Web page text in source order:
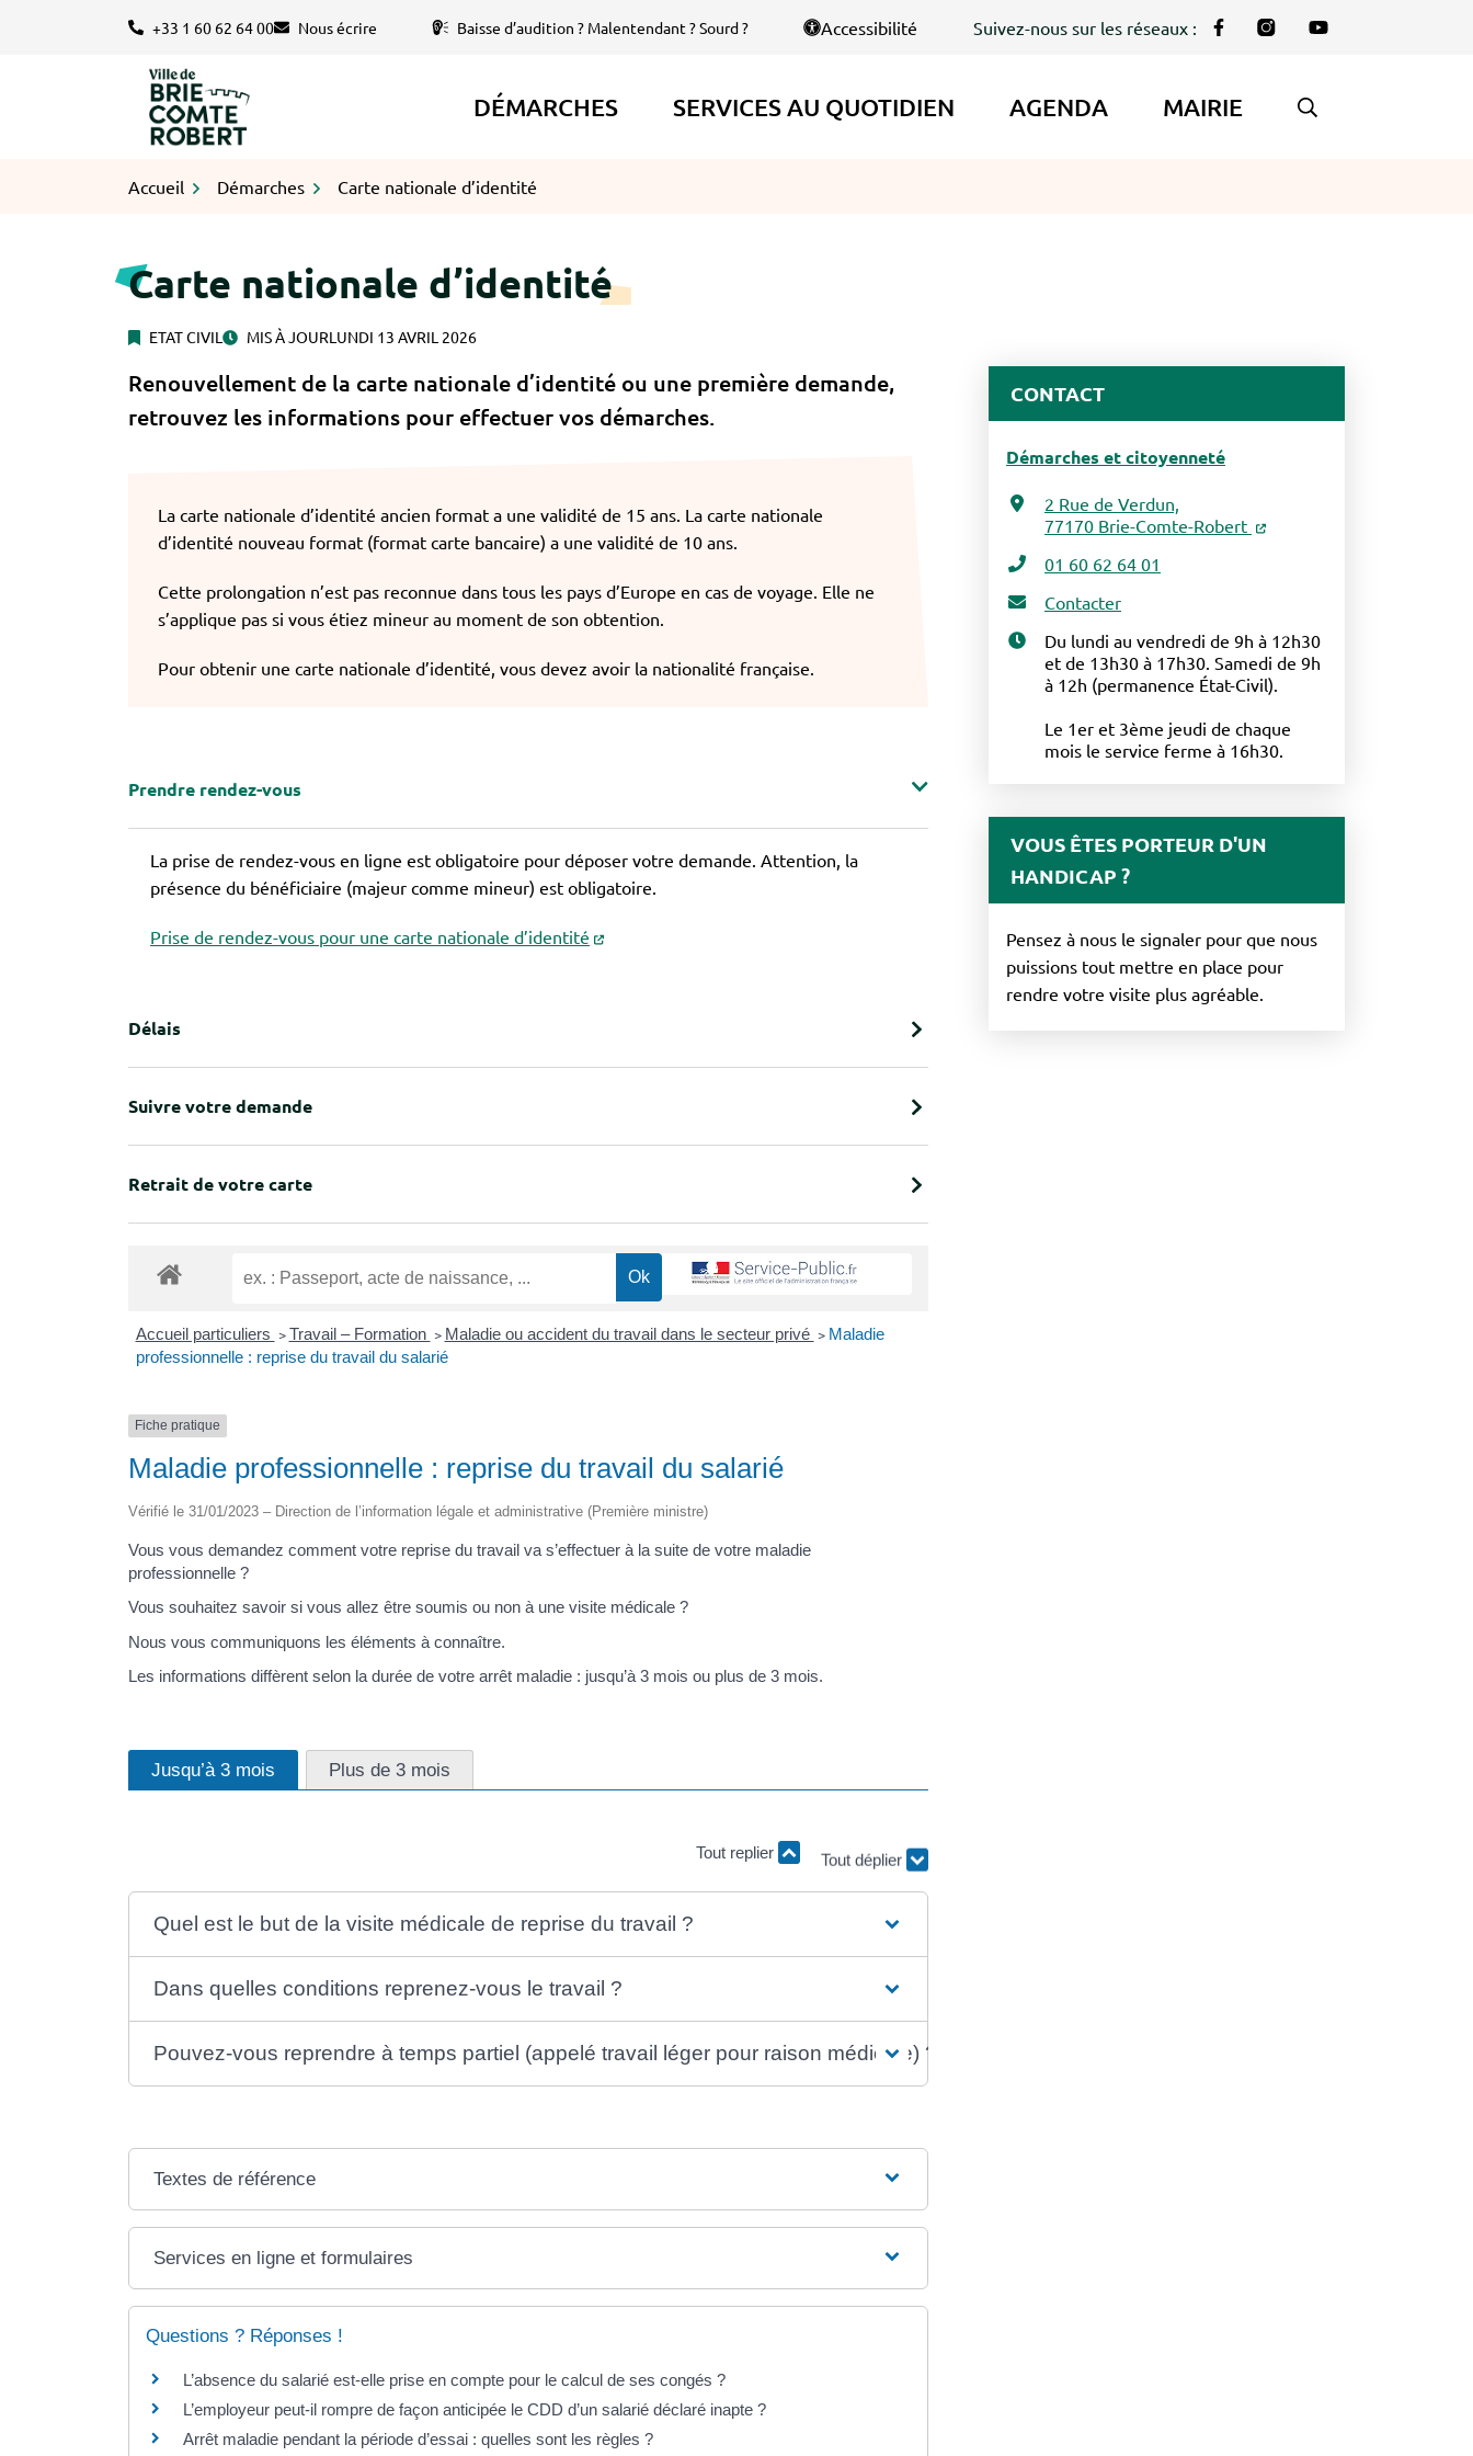
+33 1 60 62 64 00 Nous écrire Baisse d’audition ? Malentendant ? Sourd ? Accessibilité Suivez-nous sur les réseaux : Lien vers le compte Facebook
Lien vers le compte
Lien vers la chaîne
Logo Brie-Comte-Robert
DÉMARCHES SERVICES AU QUOTIDIEN AGENDA MAIRIE AFFICHER LA
Accueil Démarches Carte nationale d’identité
Carte nationale d’identité
ETAT CIVIL MIS À JOURLUNDI 13 AVRIL 2026
Renouvellement de la carte nationale d’identité ou une première demande,
retrouvez les informations pour effectuer vos démarches.
La carte nationale d’identité ancien format a une validité de 15 ans. La carte nationale
d’identité nouveau format (format carte bancaire) a une validité de 10 ans.
Cette prolongation n’est pas reconnue dans tous les pays d’Europe en cas de voyage. Elle ne
s’applique pas si vous étiez mineur au moment de son obtention.
Pour obtenir une carte nationale d’identité, vous devez avoir la nationalité française.
Prendre rendez-vous
La prise de rendez-vous en ligne est obligatoire pour déposer votre demande. Attention, la
présence du bénéficiaire (majeur comme mineur) est obligatoire.
Prise de rendez-vous pour une carte nationale d’identité
Délais
Suivre votre demande
Retrait de votre carte
Accueil particuliers > Travail – Formation > Maladie ou accident du travail dans le secteur privé > Maladie
professionnelle : reprise du travail du salarié
Fiche pratique
Maladie professionnelle : reprise du travail du salarié
Vérifié le 31/01/2023 – Direction de l’information légale et administrative (Première ministre)
Vous vous demandez comment votre reprise du travail va s’effectuer à la suite de votre maladie
professionnelle ?
Vous souhaitez savoir si vous allez être soumis ou non à une visite médicale ?
Nous vous communiquons les éléments à connaître.
Les informations diffèrent selon la durée de votre arrêt maladie : jusqu’à 3 mois ou plus de 3 mois.
Jusqu’à 3 mois Plus de 3 mois
Tout replier
Tout déplier
Quel est le but de la visite médicale de reprise du travail ?
Dans quelles conditions reprenez-vous le travail ?
Pouvez-vous reprendre à temps partiel (appelé travail léger pour raison médicale) ?
Textes de référence
Services en ligne et formulaires
Questions ? Réponses !
L’absence du salarié est-elle prise en compte pour le calcul de ses congés ?
L’employeur peut-il rompre de façon anticipée le CDD d’un salarié déclaré inapte ?
Arrêt maladie pendant la période d’essai : quelles sont les règles ?
CONTACT
Démarches et citoyenneté
2 Rue de Verdun,
77170 Brie-Comte-Robert
01 60 62 64 01
Contacter
Du lundi au vendredi de 9h à 12h30
et de 13h30 à 17h30. Samedi de 9h
à 12h (permanence État-Civil).
Le 1er et 3ème jeudi de chaque
mois le service ferme à 16h30.
VOUS ÊTES PORTEUR D'UN
HANDICAP ?
Pensez à nous le signaler pour que nous
puissions tout mettre en place pour
rendre votre visite plus agréable.